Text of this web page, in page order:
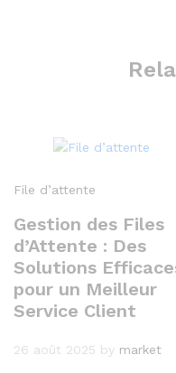
File d’attente
Gestion des Files
d’Attente : Des
Solutions
pour un Meilleur
Service Client
26 août 2025 by market